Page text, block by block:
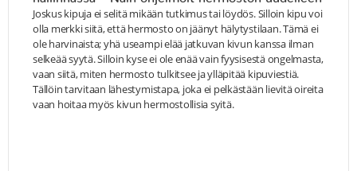
Joskus kipuja ei selitä mikään tutkimus tai löydös. Silloin kipu voi
olla merkki siitä, että hermosto on jäänyt hälytystilaan. Tämä ei
ole harvinaista; yhä useampi elää jatkuvan kivun kanssa ilman
selkeää syytä. Silloin kyse ei ole enää vain fyysisestä ongelmasta,
vaan siitä, miten hermosto tulkitsee ja ylläpitää kipuviestiä.
Tällöin tarvitaan lähestymistapa, joka ei pelkästään lievitä oireita
vaan hoitaa myös kivun hermostollisia syitä.